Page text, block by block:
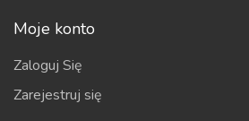
Moje konto
Zaloguj Się
Zarejestruj się